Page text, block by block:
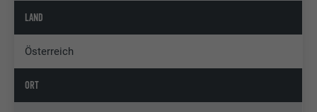
LAND
Österreich
ORT